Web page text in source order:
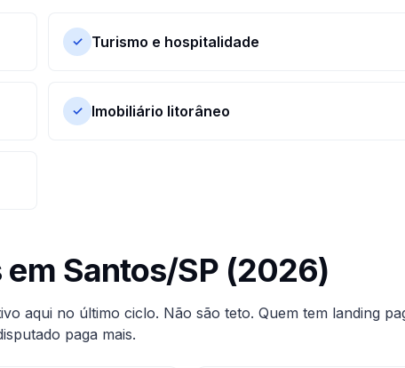
✓ Turismo e hospitalidade
✓ Imobiliário litorâneo
em Santos/SP(2026)
aqui no último ciclo. Não são teto. Quem tem landing
paga mais.